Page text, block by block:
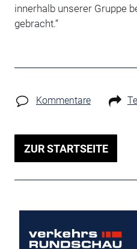
innerhalb unserer Gruppe
gebracht.“
Kommentare
ZUR STARTSEITE